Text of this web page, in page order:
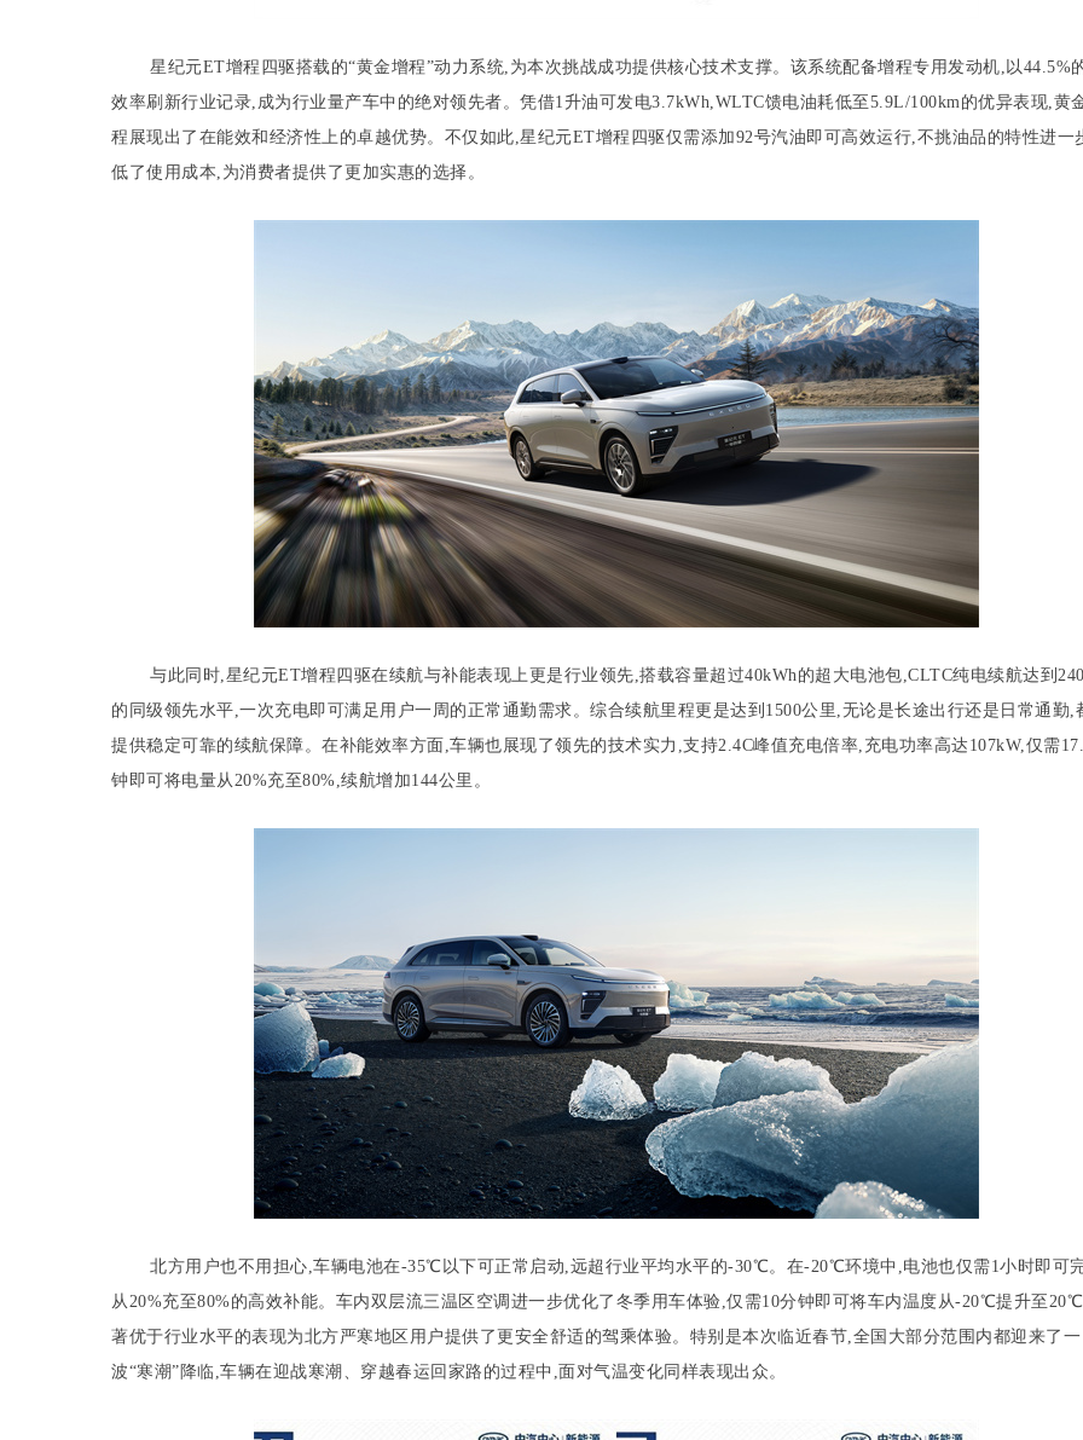
星纪元ET增程四驱搭载的“黄金增程”动力系统,为本次挑战成功提供核心技术支撑。该系统配备增程专用发动机,以44.5%
效率刷新行业记录,成为行业量产车中的绝对领先者。凭借1升油可发电3.7kWh,WLTC馈电油耗低至5.9L/100km的优异表现,黄
程展现出了在能效和经济性上的卓越优势。不仅如此,星纪元ET增程四驱仅需添加92号汽油即可高效运行,不挑油品的特性进一
低了使用成本,为消费者提供了更加实惠的选择。
与此同时,星纪元ET增程四驱在续航与补能表现上更是行业领先,搭载容量超过40kWh的超大电池包,CLTC纯电续航达到
的同级领先水平,一次充电即可满足用户一周的正常通勤需求。综合续航里程更是达到1500公里,无论是长途出行还是日常通勤,
提供稳定可靠的续航保障。在补能效率方面,车辆也展现了领先的技术实力,支持2.4C峰值充电倍率,充电功率高达107kW,仅需
钟即可将电量从20%充至80%,续航增加144公里。
北方用户也不用担心,车辆电池在-35℃以下可正常启动,远超行业平均水平的-30℃。在-20℃环境中,电池也仅需1小时即可
从20%充至80%的高效补能。车内双层流三温区空调进一步优化了冬季用车体验,仅需10分钟即可将车内温度从-20℃提升至
著优于行业水平的表现为北方严寒地区用户提供了更安全舒适的驾乘体验。特别是本次临近春节,全国大部分范围内都迎来了一
波“寒潮”降临,车辆在迎战寒潮、穿越春运回家路的过程中,面对气温变化同样表现出众。